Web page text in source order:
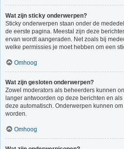
Wat zijn sticky onderwerpen?
Sticky onderwerpen staan onder de
de eerste pagina. Meestal zijn deze
ervan wordt aangeraden. Net zoals bij
welke permissies je moet hebben om een
Omhoog
Wat zijn gesloten onderwerpen?
Zowel moderators als beheerders kunnen
langer antwoorden op deze berichten en
deze automatisch. Onderwerpen kunnen
worden.
Omhoog